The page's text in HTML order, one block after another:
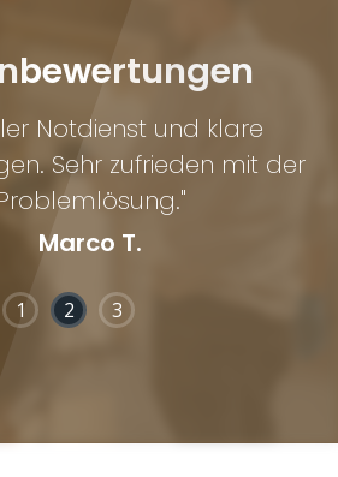
Notdienst und klare
Sehr zufrieden mit der
Marco T.
1 2 3